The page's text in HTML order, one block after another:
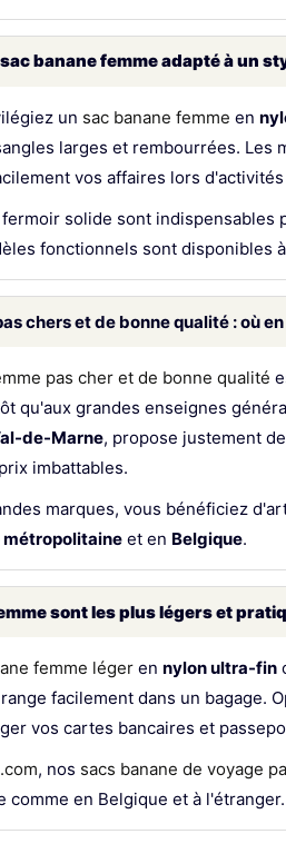
banane femme adapté à un
un sac banane femme en
larges et rembourrées. Les
vos affaires lors
solide sont indispensables
fonctionnels sont disponibles
chers et de bonne qualité : où
pas cher et de bonne qualité
qu'aux grandes enseignes
de-Marne, propose justement
imbattables.
marques, vous bénéficiez
métropolitaine et en Belgique.
sont les plus légers et
femme léger en nylon ultra-fin
facilement dans un bagage.
vos cartes bancaires et
, nos sacs banane de voyage
comme en Belgique et à l'étranger.